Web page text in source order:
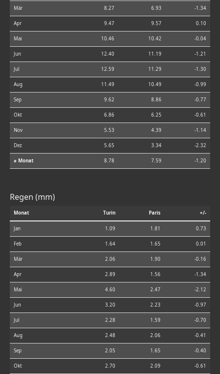
Mär 8.27 6.93 -1.34
Apr 9.47 9.57 0.10
Mai 10.46 10.42 -0.04
Jun 12.40 11.19 -1.21
Jul 12.59 11.29 -1.30
Aug 11.49 10.49 -0.99
Sep 9.62 8.86 -0.77
Okt 6.86 6.25 -0.61
Nov 5.53 4.39 -1.14
Dez 5.65 3.34 -2.32
⌀ Monat 8.78 7.59 -1.20
Regen (mm)
Monat Turin Paris +/-
Jan 1.09 1.81 0.73
Feb 1.64 1.65 0.01
Mär 2.06 1.90 -0.16
Apr 2.89 1.56 -1.34
Mai 4.60 2.47 -2.12
Jun 3.20 2.23 -0.97
Jul 2.28 1.59 -0.70
Aug 2.48 2.06 -0.41
Sep 2.05 1.65 -0.40
Okt 2.70 2.09 -0.61